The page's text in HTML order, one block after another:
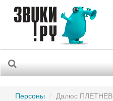
Персоны Далюс ПЛЕТНЕВ